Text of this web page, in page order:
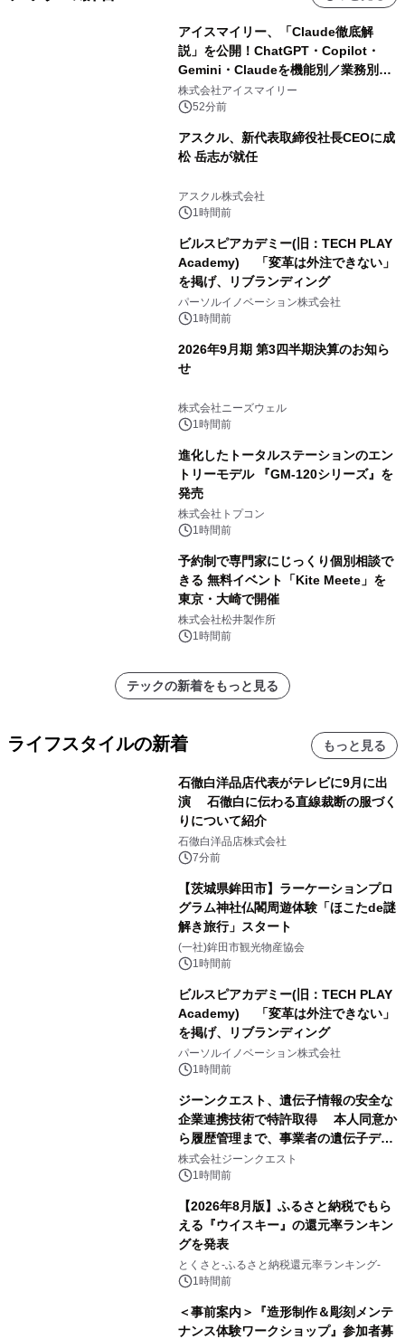
アイスマイリー、「Claude徹底解
説」を公開！ChatGPT・Copilot・
Gemini・Claudeを機能別／業務別に
比較―自社に合う生成AIの選び方がわ
かる実践ガイド
株式会社アイスマイリー
52分前
アスクル、新代表取締役社長CEOに成
松 岳志が就任
アスクル株式会社
1時間前
ビルスピアカデミー(旧：TECH PLAY
Academy) 「変革は外注できない」
を掲げ、リブランディング
パーソルイノベーション株式会社
1時間前
2026年9月期 第3四半期決算のお知ら
せ
株式会社ニーズウェル
1時間前
進化したトータルステーションのエン
トリーモデル 『GM-120シリーズ』を
発売
株式会社トプコン
1時間前
予約制で専門家にじっくり個別相談で
きる 無料イベント「Kite Meete」を
東京・大崎で開催
株式会社松井製作所
1時間前
テックの新着をもっと見る
ライフスタイルの新着 もっと見る
石徹白洋品店代表がテレビに9月に出
演 石徹白に伝わる直線裁断の服づく
りについて紹介
石徹白洋品店株式会社
7分前
【茨城県鉾田市】ラーケーションプロ
グラム神社仏閣周遊体験「ほこたde謎
解き旅行」スタート
(一社)鉾田市観光物産協会
1時間前
ビルスピアカデミー(旧：TECH PLAY
Academy) 「変革は外注できない」
を掲げ、リブランディング
パーソルイノベーション株式会社
1時間前
ジーンクエスト、遺伝子情報の安全な
企業連携技術で特許取得 本人同意か
ら履歴管理まで、事業者の遺伝子デー
タ活用を支援
株式会社ジーンクエスト
1時間前
【2026年8月版】ふるさと納税でもら
える『ウイスキー』の還元率ランキン
グを発表
とくさと-ふるさと納税還元率ランキング-
1時間前
＜事前案内＞『造形制作＆彫刻メンテ
ナンス体験ワークショップ』参加者募